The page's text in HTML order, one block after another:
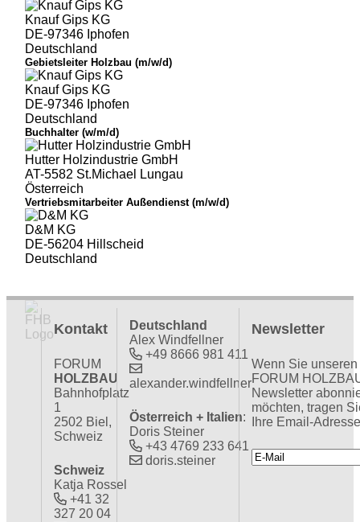
Knauf Gips KG
DE-97346 Iphofen
Deutschland
Gebietsleiter Holzbau (m/w/d)
Knauf Gips KG
DE-97346 Iphofen
Deutschland
Buchhalter (w/m/d)
Hutter Holzindustrie GmbH
AT-5582 St.Michael Lungau
Österreich
Vertriebsmitarbeiter Außendienst (m/w/d)
D&M KG
DE-56204 Hillscheid
Deutschland
Kontakt
FORUM
HOLZBAU
Bahnhofplatz
1
2502 Biel,
Schweiz
Schweiz
Katja Rossel
+41 32
327 20 04
Deutschland
Alex Windfellner
+49 8666 981 411
alexander.windfellner
Österreich + Italien:
Doris Steiner
+43 4769 233 641
doris.steiner
Newsletter
Wenn Sie unseren
FORUM
Newsletter
möchten, tragen
Ihre Email-